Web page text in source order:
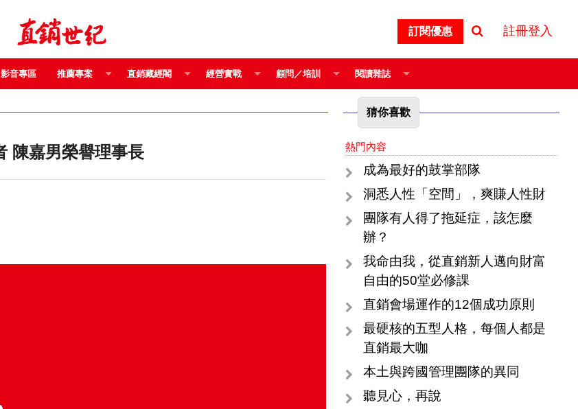
訂閱優惠 註冊登入
影音專區 推薦專案 直銷藏經閣 經營實戰 顧問／培訓 閱讀雜誌
領導典範 菩薩行誼 引導台灣直銷業的先行者 陳嘉男榮譽理事長
猜你喜歡
熱門內容
成為最好的鼓掌部隊
洞悉人性「空間」，爽賺人性財
團隊有人得了拖延症，該怎麼
辦？
我命由我，從直銷新人邁向財富
自由的50堂必修課
直銷會場運作的12個成功原則
最硬核的五型人格，每個人都是
直銷最大咖
本土與跨國管理團隊的異同
聽見心，再說